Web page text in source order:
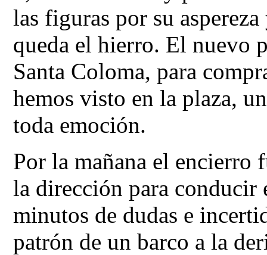
las figuras por su
queda el hierro. El nuevo
Santa Coloma, para
hemos visto en la plaza,
toda emoción.
Por la mañana el encierro
la dirección para conducir
minutos de dudas e
patrón de un barco a la